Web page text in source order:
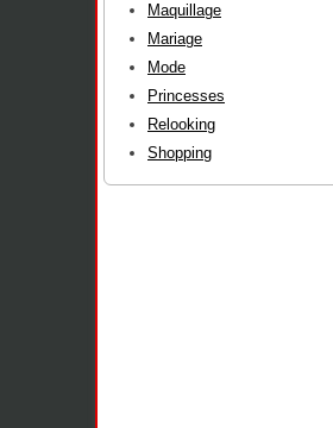
Maquillage
Mariage
Mode
Princesses
Relooking
Shopping